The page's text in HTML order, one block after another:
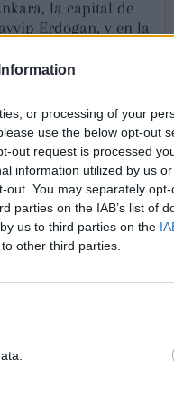
or processing of your
use the below opt-out
out request is processed
information utilized by us
You may separately
parties on the IAB’s list of
us to third parties on the
other third parties.
la capital de
Erdogan, y en la
con Italia. Hablé
más negocios
de la cena y
de la Casa
pagando y
de Washington
con usted, señor”.
Corten de
y vamos a
contra
la OTAN, Mark
como
gran paso” desde
el 2%. Han dado
con España, yo